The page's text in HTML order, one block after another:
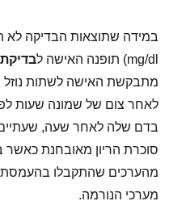
mg/dl) תופנה האישה ל
לאחר צום של שמונה שעות
בדם שלה לאחר שעה,
סוכרת הריון מאובחנת כאשר
מהערכים שהתקבלו בהעמסת
מערכי הנורמה.